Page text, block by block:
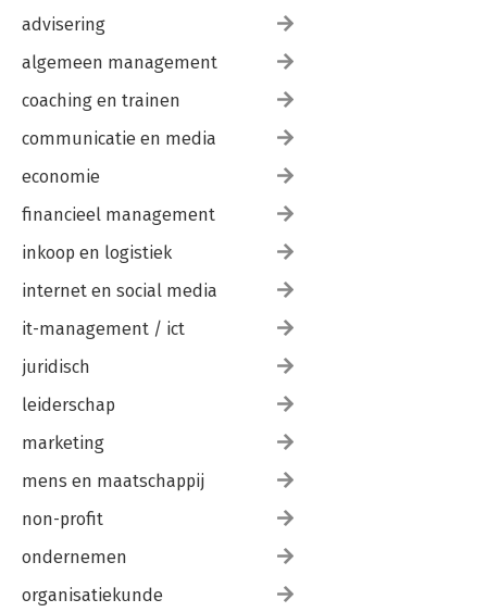
advisering
algemeen management
coaching en trainen
communicatie en media
economie
financieel management
inkoop en logistiek
internet en social media
it-management / ict
juridisch
leiderschap
marketing
mens en maatschappij
non-profit
ondernemen
organisatiekunde